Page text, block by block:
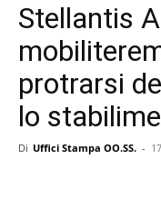
Stellantis
protrarsi
lo
Di Uffici Stampa OO.SS. -